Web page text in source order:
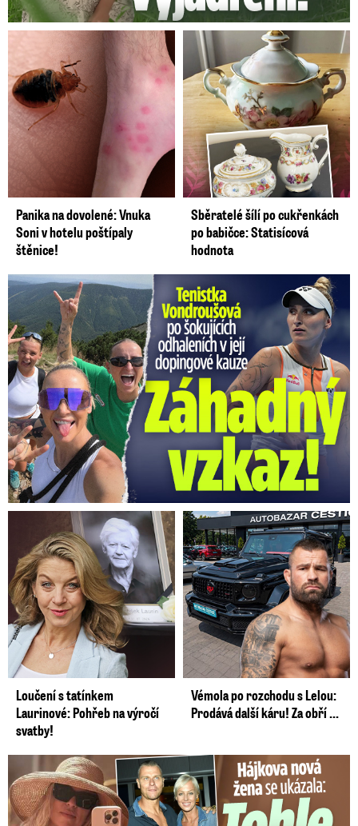
Panika na dovolené: Vnuka
Soni v hotelu poštípaly
štěnice!
Sběratelé šílí po cukřenkách
po babičce: Statisícová
hodnota
Vondroušová po šokujících odhaleních v kauze: Záhadný vzkaz!
Loučení s tatínkem
Laurinové: Pohřeb na výročí
svatby!
Vémola po rozchodu s Lelou:
Prodává další káru! Za obří ...
Tohle tělo nahradilo Belo: Nová partnerka se ukázala...